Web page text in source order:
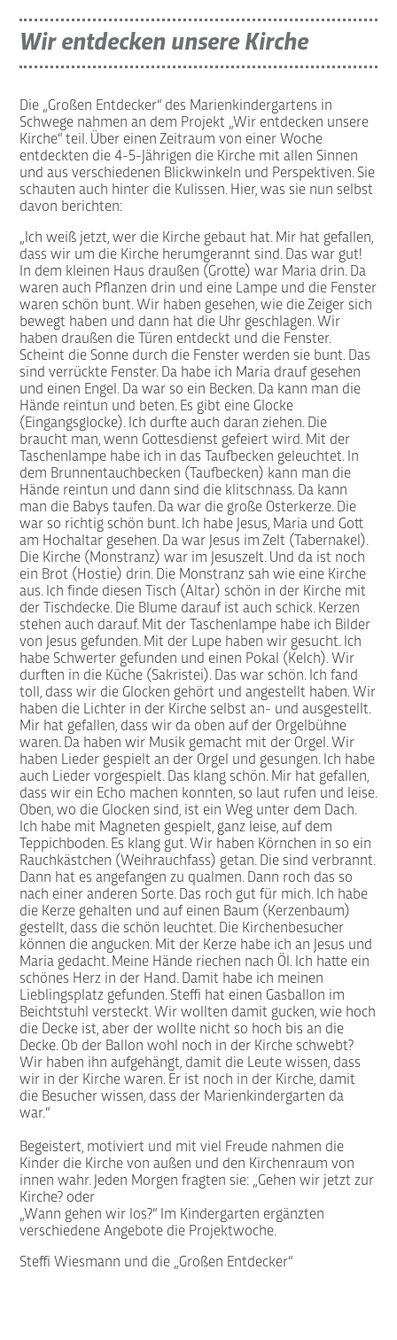
Wir entdecken unsere Kirche
Die „Großen Entdecker“ des Marienkindergartens in
Schwege nahmen an dem Projekt „Wir entdecken unsere
Kirche“ teil. Über einen Zeitraum von einer Woche
entdeckten die 4-5-Jährigen die Kirche mit allen Sinnen
und aus verschiedenen Blickwinkeln und Perspektiven. Sie
schauten auch hinter die Kulissen. Hier, was sie nun selbst
davon berichten:
„Ich weiß jetzt, wer die Kirche gebaut hat. Mir hat gefallen,
dass wir um die Kirche herumgerannt sind. Das war gut!
In dem kleinen Haus draußen (Grotte) war Maria drin. Da
waren auch Pflanzen drin und eine Lampe und die Fenster
waren schön bunt. Wir haben gesehen, wie die Zeiger sich
bewegt haben und dann hat die Uhr geschlagen. Wir
haben draußen die Türen entdeckt und die Fenster.
Scheint die Sonne durch die Fenster werden sie bunt. Das
sind verrückte Fenster. Da habe ich Maria drauf gesehen
und einen Engel. Da war so ein Becken. Da kann man die
Hände reintun und beten. Es gibt eine Glocke
(Eingangsglocke). Ich durfte auch daran ziehen. Die
braucht man, wenn Gottesdienst gefeiert wird. Mit der
Taschenlampe habe ich in das Taufbecken geleuchtet. In
dem Brunnentauchbecken (Taufbecken) kann man die
Hände reintun und dann sind die klitschnass. Da kann
man die Babys taufen. Da war die große Osterkerze. Die
war so richtig schön bunt. Ich habe Jesus, Maria und Gott
am Hochaltar gesehen. Da war Jesus im Zelt (Tabernakel).
Die Kirche (Monstranz) war im Jesuszelt. Und da ist noch
ein Brot (Hostie) drin. Die Monstranz sah wie eine Kirche
aus. Ich finde diesen Tisch (Altar) schön in der Kirche mit
der Tischdecke. Die Blume darauf ist auch schick. Kerzen
stehen auch darauf. Mit der Taschenlampe habe ich Bilder
von Jesus gefunden. Mit der Lupe haben wir gesucht. Ich
habe Schwerter gefunden und einen Pokal (Kelch). Wir
durften in die Küche (Sakristei). Das war schön. Ich fand
toll, dass wir die Glocken gehört und angestellt haben. Wir
haben die Lichter in der Kirche selbst an- und ausgestellt.
Mir hat gefallen, dass wir da oben auf der Orgelbühne
waren. Da haben wir Musik gemacht mit der Orgel. Wir
haben Lieder gespielt an der Orgel und gesungen. Ich habe
auch Lieder vorgespielt. Das klang schön. Mir hat gefallen,
dass wir ein Echo machen konnten, so laut rufen und leise.
Oben, wo die Glocken sind, ist ein Weg unter dem Dach.
Ich habe mit Magneten gespielt, ganz leise, auf dem
Teppichboden. Es klang gut. Wir haben Körnchen in so ein
Rauchkästchen (Weihrauchfass) getan. Die sind verbrannt.
Dann hat es angefangen zu qualmen. Dann roch das so
nach einer anderen Sorte. Das roch gut für mich. Ich habe
die Kerze gehalten und auf einen Baum (Kerzenbaum)
gestellt, dass die schön leuchtet. Die Kirchenbesucher
können die angucken. Mit der Kerze habe ich an Jesus und
Maria gedacht. Meine Hände riechen nach Öl. Ich hatte ein
schönes Herz in der Hand. Damit habe ich meinen
Lieblingsplatz gefunden. Steffi hat einen Gasballon im
Beichtstuhl versteckt. Wir wollten damit gucken, wie hoch
die Decke ist, aber der wollte nicht so hoch bis an die
Decke. Ob der Ballon wohl noch in der Kirche schwebt?
Wir haben ihn aufgehängt, damit die Leute wissen, dass
wir in der Kirche waren. Er ist noch in der Kirche, damit
die Besucher wissen, dass der Marienkindergarten da
war.“
Begeistert, motiviert und mit viel Freude nahmen die
Kinder die Kirche von außen und den Kirchenraum von
innen wahr. Jeden Morgen fragten sie: „Gehen wir jetzt zur
Kirche? oder
„Wann gehen wir los?“ Im Kindergarten ergänzten
verschiedene Angebote die Projektwoche.
Steffi Wiesmann und die „Großen Entdecker“